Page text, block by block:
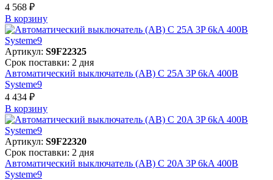
4 568 ₽
В корзинy
Артикул: S9F22325
Срок поставки: 2 дня
Автоматический выключатель (АВ) C 25A 3P 6kA 400В
Systeme9
4 434 ₽
В корзинy
Артикул: S9F22320
Срок поставки: 2 дня
Автоматический выключатель (АВ) C 20A 3P 6kA 400В
Systeme9